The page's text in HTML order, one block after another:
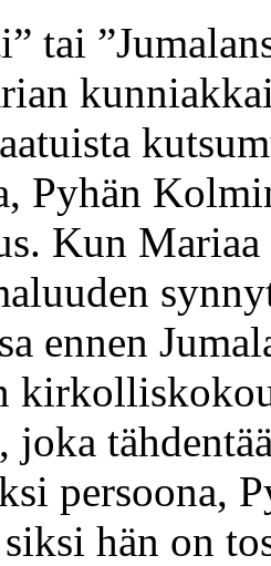
tai
Pyhän
Kun
ennen
joka
persoona,
hän on